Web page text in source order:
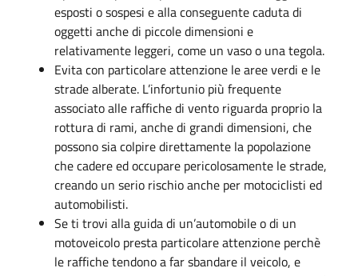
esposti o sospesi e alla conseguente caduta di
oggetti anche di piccole dimensioni e
relativamente leggeri, come un vaso o una tegola.
Evita con particolare attenzione le aree verdi e le
strade alberate. L’infortunio più frequente
associato alle raffiche di vento riguarda proprio la
rottura di rami, anche di grandi dimensioni, che
possono sia colpire direttamente la popolazione
che cadere ed occupare pericolosamente le strade,
creando un serio rischio anche per motociclisti ed
automobilisti.
Se ti trovi alla guida di un’automobile o di un
motoveicolo presta particolare attenzione perchè
le raffiche tendono a far sbandare il veicolo, e